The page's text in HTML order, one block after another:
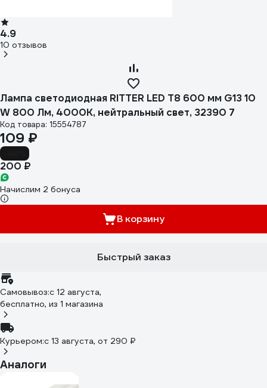
4.9
10 отзывов
Лампа светодиодная RITTER LED T8 600 мм G13 10
W 800 Лм, 4000К, нейтральный свет, 32390 7
Код товара: 15554787
109 ₽
200 ₽
Начислим 2 бонуса
В корзину
Быстрый заказ
Самовывоз:c 12 августа,
бесплатно, из 1 магазина
Курьером:c 13 августа, от 290 ₽
Аналоги